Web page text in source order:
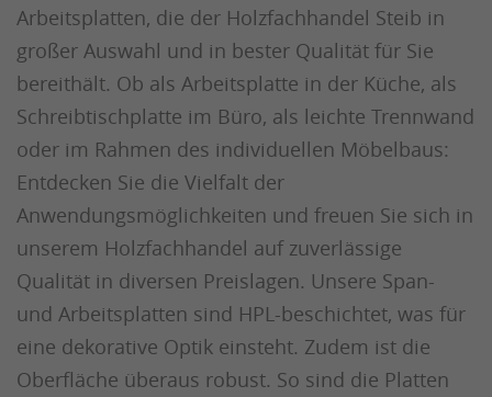
Arbeitsplatten, die der Holzfachhandel Steib in
großer Auswahl und in bester Qualität für Sie
bereithält. Ob als Arbeitsplatte in der Küche, als
Schreibtischplatte im Büro, als leichte Trennwand
oder im Rahmen des individuellen Möbelbaus:
Entdecken Sie die Vielfalt der
Anwendungsmöglichkeiten und freuen Sie sich in
unserem Holzfachhandel auf zuverlässige
Qualität in diversen Preislagen. Unsere Span-
und Arbeitsplatten sind HPL-beschichtet, was für
eine dekorative Optik einsteht. Zudem ist die
Oberfläche überaus robust. So sind die Platten